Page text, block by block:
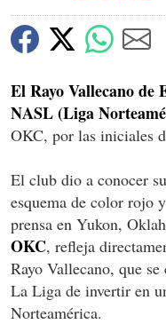
El Rayo Vallecano de
NASL (Liga
OKC, por las iniciales
El club dio a conocer
esquema de color rojo
prensa en Yukon,
OKC, refleja
Rayo Vallecano, que
La Liga de invertir en
Norteamérica.